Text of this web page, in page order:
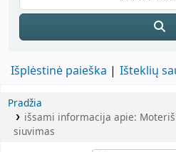
Išplėstinė paieška Išteklių
Pradžia
išsami informacija apie:
siuvimas